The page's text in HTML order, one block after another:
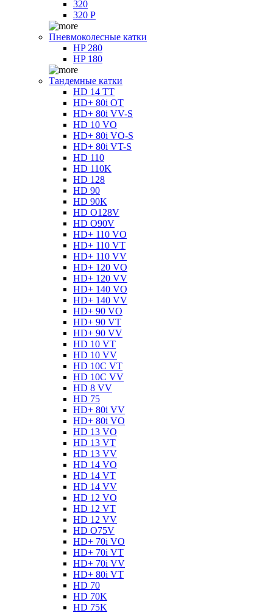
320
320 P
Пневмоколесные катки
HP 280
HP 180
Тандемные катки
HD 14 TT
HD+ 80i OT
HD+ 80i VV-S
HD 10 VO
HD+ 80i VO-S
HD+ 80i VT-S
HD 110
HD 110K
HD 128
HD 90
HD 90K
HD O128V
HD O90V
HD+ 110 VO
HD+ 110 VT
HD+ 110 VV
HD+ 120 VO
HD+ 120 VV
HD+ 140 VO
HD+ 140 VV
HD+ 90 VO
HD+ 90 VT
HD+ 90 VV
HD 10 VT
HD 10 VV
HD 10C VT
HD 10C VV
HD 8 VV
HD 75
HD+ 80i VV
HD+ 80i VO
HD 13 VO
HD 13 VT
HD 13 VV
HD 14 VO
HD 14 VT
HD 14 VV
HD 12 VO
HD 12 VT
HD 12 VV
HD O75V
HD+ 70i VO
HD+ 70i VT
HD+ 70i VV
HD+ 80i VT
HD 70
HD 70K
HD 75K